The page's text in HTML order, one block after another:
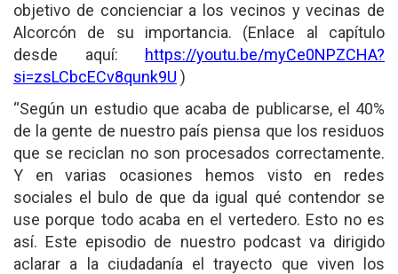
objetivo de concienciar a los vecinos y vecinas de
Alcorcón de su importancia. (Enlace al capítulo
desde aquí: https://youtu.be/myCe0NPZCHA?
si=zsLCbcECv8qunk9U )
“Según un estudio que acaba de publicarse, el 40%
de la gente de nuestro país piensa que los residuos
que se reciclan no son procesados correctamente.
Y en varias ocasiones hemos visto en redes
sociales el bulo de que da igual qué contendor se
use porque todo acaba en el vertedero. Esto no es
así. Este episodio de nuestro podcast va dirigido
aclarar a la ciudadanía el trayecto que viven los